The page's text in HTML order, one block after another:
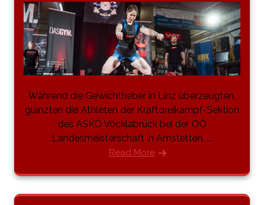
Während die Gewichtheber in Linz überzeugten,
glänzten die Athleten der Kraftdreikampf-Sektion
des ASKÖ Vöcklabruck bei der OÖ
Landesmeisterschaft in Amstetten. ...
Read More